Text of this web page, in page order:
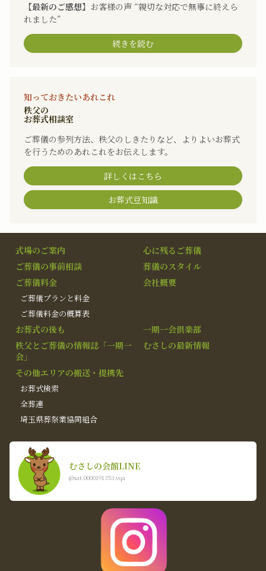
【最新のご感想】 お客様の声 “親切な対応で無事に終えら
れました”
続きを読む
知っておきたいあれこれ
秩父の
お葬式相談室
ご葬儀の参列方法、秩父のしきたりなど、よりよいお葬式
を行うためのあれこれをお伝えします。
詳しくはこちら
お葬式豆知識
式場のご案内
心に残るご葬儀
ご葬儀の事前相談
葬儀のスタイル
ご葬儀料金
ご葬儀プランと料金
ご葬儀料金の概算表
会社概要
お葬式の後も
一期一会倶楽部
秩父とご葬儀の情報誌「一期一
会」
むさしの最新情報
その他エリアの搬送・提携先
お葬式検索
全葬連
埼玉県葬祭業協同組合
むさしの会館LINE
@xat.0000191353.vqa